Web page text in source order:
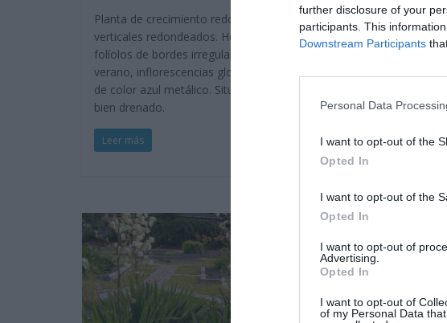
further disclosure of your
participants. This
Downstream Participants
Personal Data
I want to opt-out of the
Opted In
I want to opt-out of the
Opted In
I want to opt-out of
Advertising.
Opted In
I want to opt-out of
of my Personal Data
Planta de crecimiento redondeado amplio, tallos
verticales redondeados. Hojas alargadas y divididas en
folíolos de bordes irregulares y espinosos. Florece en
verano, inflorescencias globosas con pequeñas flores
de color azul metálico. Situación soleada, suelo pobre
bien drenado.
Leer más